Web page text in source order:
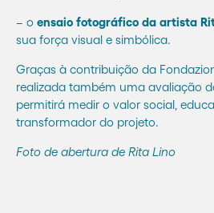
– o ensaio fotográfico da artista
sua força visual e simbólica.
Graças à contribuição da
realizada também uma avaliação
permitirá medir o valor social,
transformador do projeto.
Foto de abertura de Rita Lino